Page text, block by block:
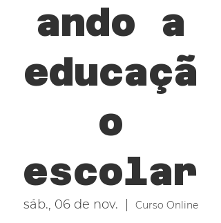
ando a
educaçã
o
escolar
sáb., 06 de nov.
Curso Online